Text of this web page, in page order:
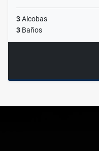
3Alcobas
3 Baños